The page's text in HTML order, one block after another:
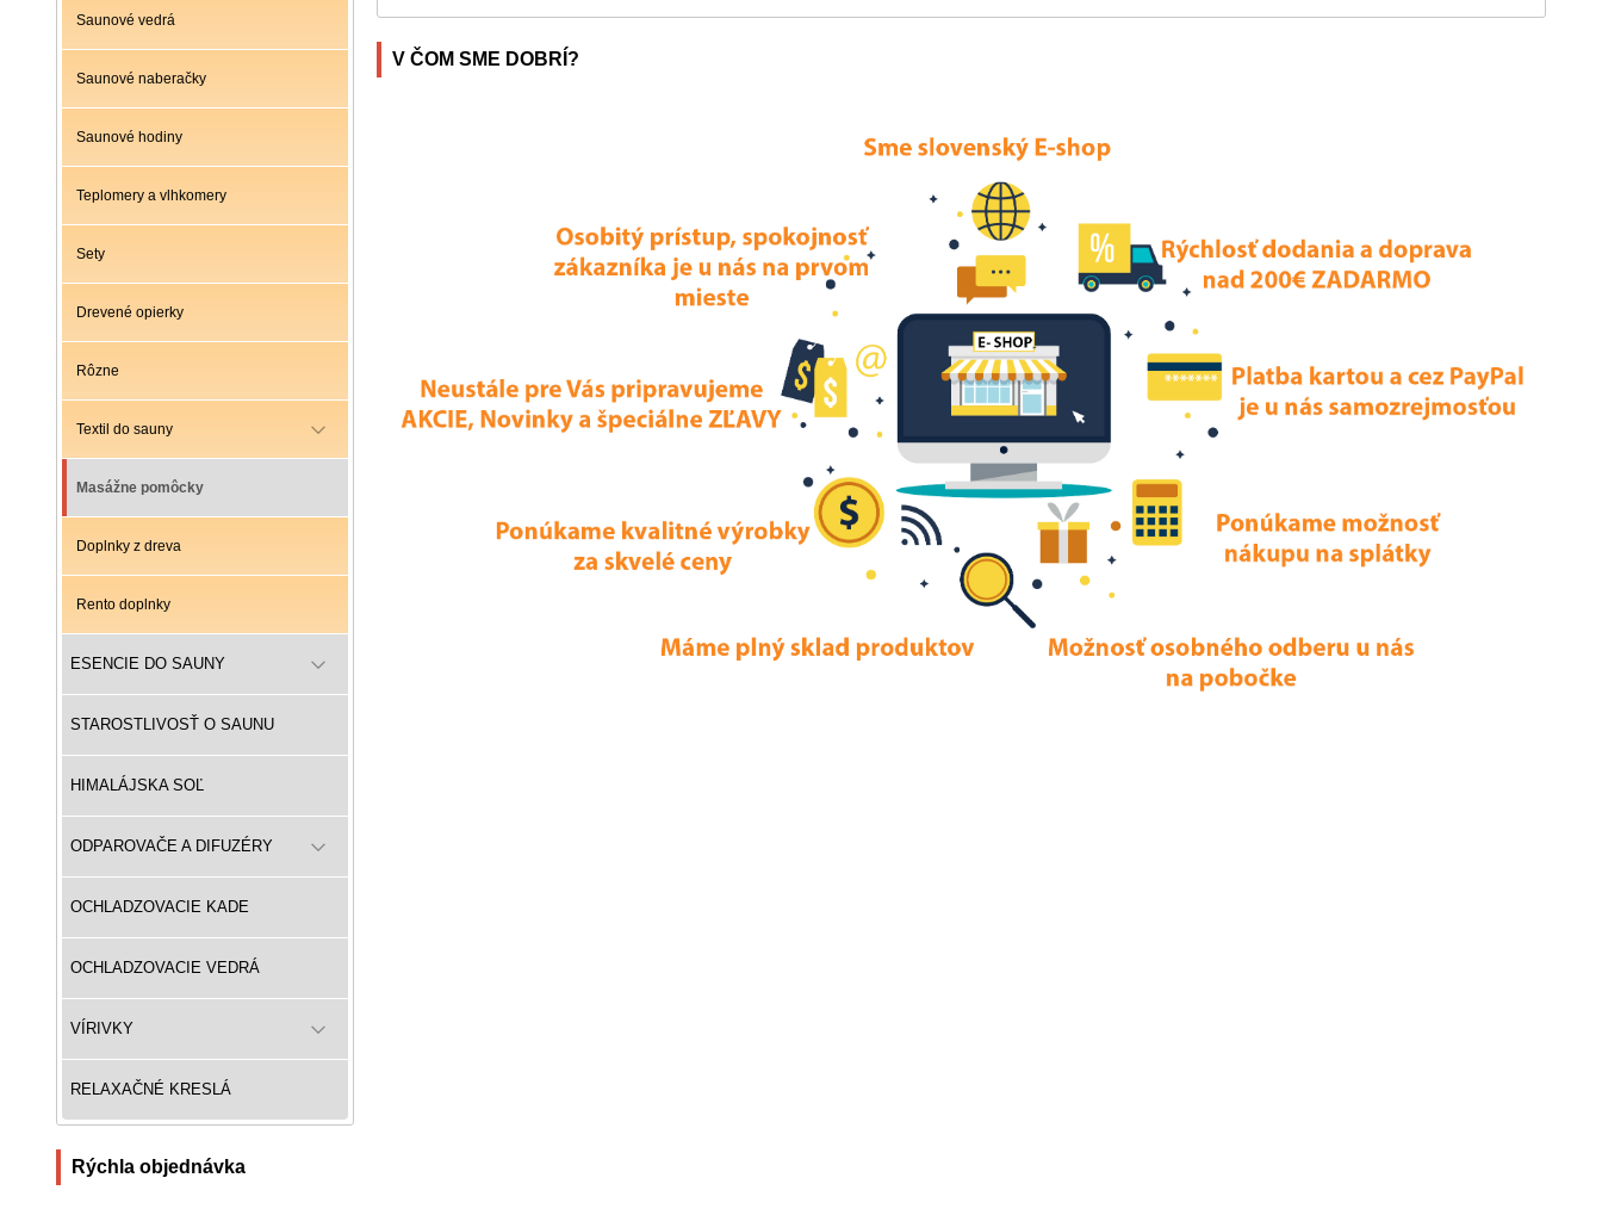
Saunové vedrá
Saunové naberačky
Saunové hodiny
Teplomery a vlhkomery
Sety
Drevené opierky
Rôzne
Textil do sauny
Masážne pomôcky
Doplnky z dreva
Rento doplnky
ESENCIE DO SAUNY
STAROSTLIVOSŤ O SAUNU
HIMALÁJSKA SOĽ
ODPAROVAČE A DIFUZÉRY
OCHLADZOVACIE KADE
OCHLADZOVACIE VEDRÁ
VÍRIVKY
RELAXAČNÉ KRESLÁ
Rýchla objednávka
V ČOM SME DOBRÍ?